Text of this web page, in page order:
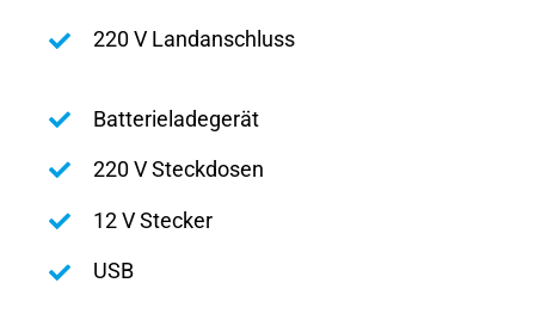
220 V Landanschluss
Batterieladegerät
220 V Steckdosen
12 V Stecker
USB